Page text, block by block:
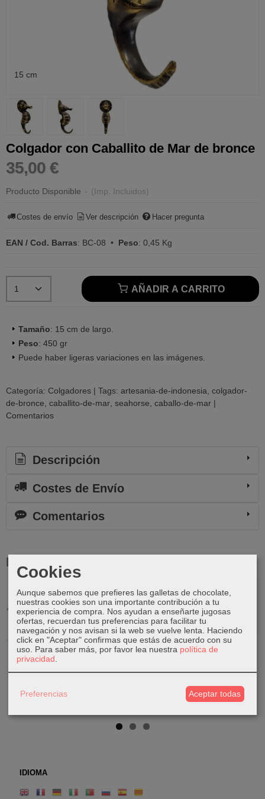
IDIOMA
15 cm
Colgador con Caballito de Mar de bronce
35,00 €
Producto Disponible - (Imp. Incluidos)
Costes de envío Ver descripción Hacer pregunta
EAN / Cod. Barras: BC-08 • Peso: 0,45 Kg
AÑADIR A CARRITO
Tamaño: 15 cm de largo.
Peso: 450 gr
Puede haber ligeras variaciones en las imágenes.
Categoría: Colgadores | Tags: artesania-de-indonesia colgador-
de-bronce caballito-de-mar seahorse caballo-de-mar |
Comentarios
Descripción
Costes de Envío
Comentarios
Productos Relacionados
Agotado
Toro de
bronce
Carnero -
Antílope -
Cookies
Aunque sabemos que prefieres las galletas de chocolate,
nuestras cookies son una importante contribución a tu
experiencia de compra. Nos ayudan a enseñarte jugosas
ofertas, recuerdan tus preferencias para facilitar tu
navegación y nos avisan si la web se vuelve lenta. Haciendo
click en "Aceptar" confirmas que estás de acuerdo con su
uso. Para saber más, por favor lea nuestra política de
privacidad
Preferencias Aceptar todas